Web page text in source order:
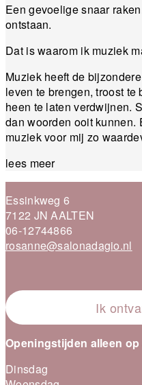
Een gevoelige snaar
ontstaan.
Dat is waarom ik muziek
Muziek heeft de
leven te brengen, troost
heen te laten verdwijnen.
dan woorden ooit kunnen.
muziek voor mij zo
lees meer
Essinkweg 6
7122 JN AALTEN
06-12744866
rosanne@salonadagio.nl
Ik
Openingstijden alleen
Dinsdag